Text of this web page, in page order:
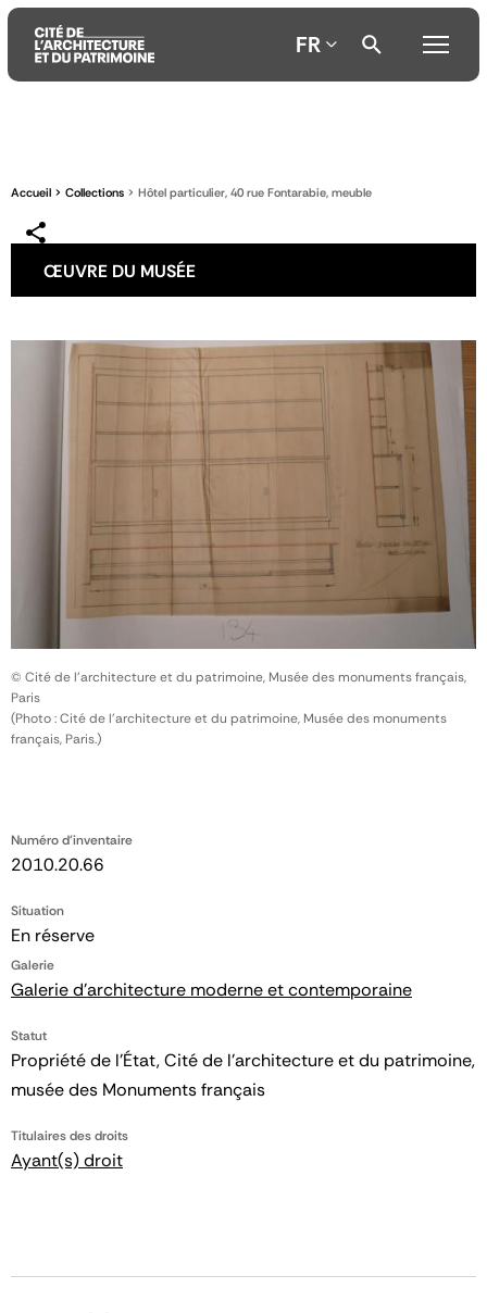
contenu
menu
la
FR
Accueil Collections Hôtel particulier, 40 rue Fontarabie, meuble
ŒUVRE DU MUSÉE
Numéro d'inventaire
2010.20.66
Situation
En réserve
Galerie
Galerie d'architecture moderne et contemporaine
Statut
Propriété de l’État, Cité de l’architecture et du patrimoine,
musée des Monuments français
Titulaires des droits
Ayant(s) droit
© Cité de l'architecture et du patrimoine, Musée des monuments français,
Paris
(Photo : Cité de l'architecture et du patrimoine, Musée des monuments
français, Paris.)